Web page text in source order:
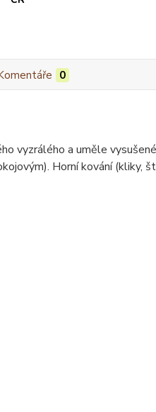
0
vyzrálého a uměle
Horní kování (kliky,